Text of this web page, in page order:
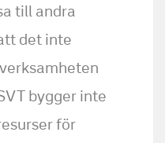
till andra
det inte
bygger inte
för